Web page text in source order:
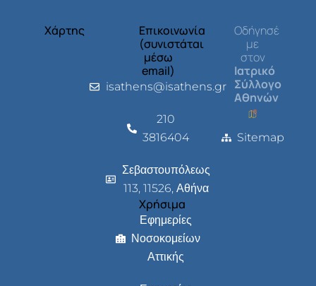
Χάρτης
Επικοινωνία
(συνιστάται
μέσω
email)
isathens@isathens.gr
210
3816404
Σεβαστουπόλεως
113, 11526, Αθήνα
Χρήσιμα
Εφημερίες
Νοσοκομείων
Αττικής
Οδήγησέ
με
στον
Ιατρικό
Σύλλογο
Αθηνών
Sitemap